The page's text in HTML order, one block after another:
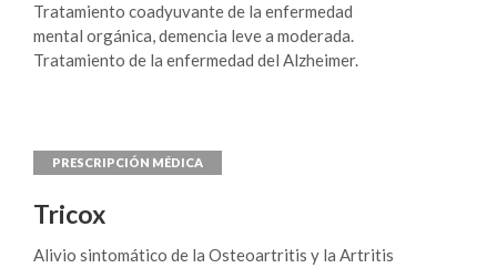
Tratamiento coadyuvante de la enfermedad
mental orgánica, demencia leve a moderada.
Tratamiento de la enfermedad del Alzheimer.
Tricox
Alivio sintomático de la Osteoartritis y la Artritis